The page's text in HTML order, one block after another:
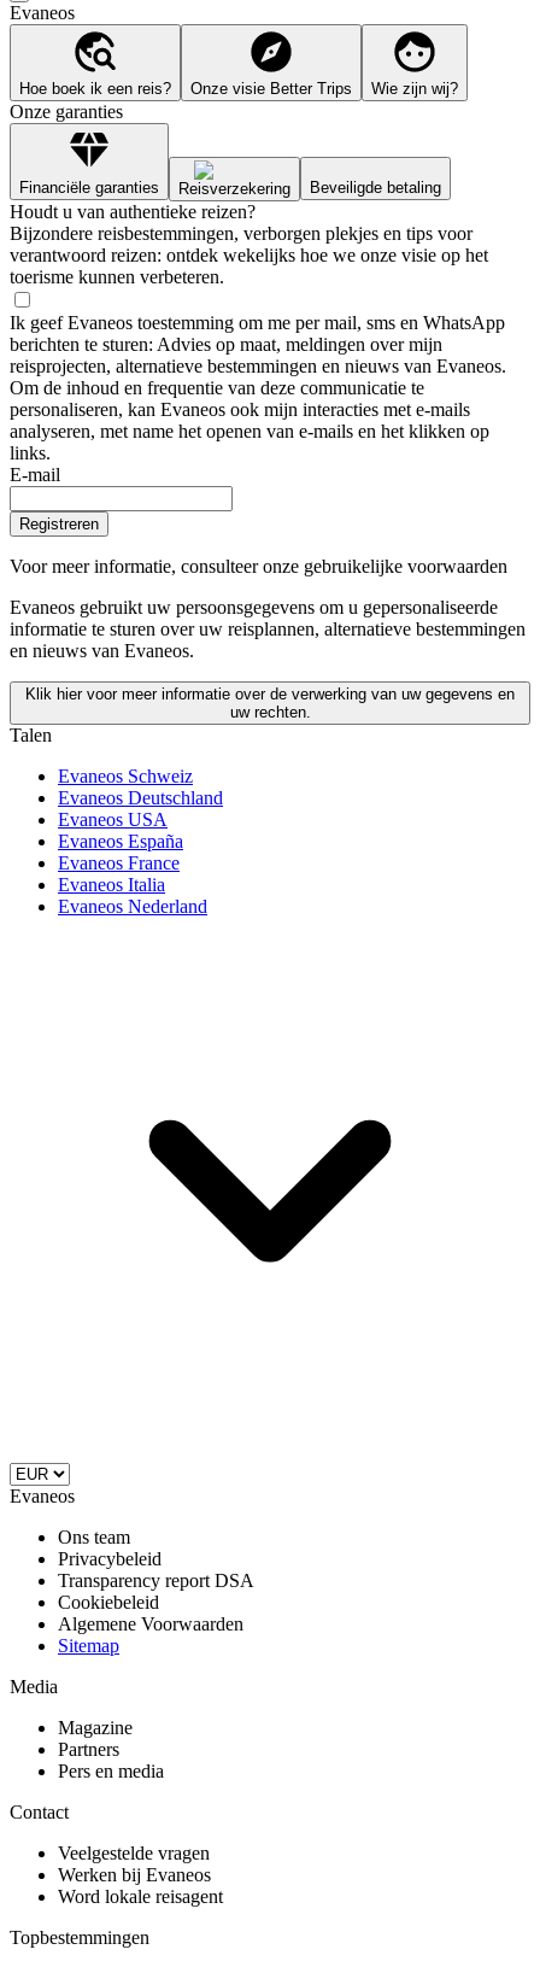
Evaneos
Hoe boek ik een reis? Onze visie Better Trips Wie zijn wij?
Onze garanties
Financiële garanties Reisverzekering Beveiligde betaling
Houdt u van authentieke reizen?
Bijzondere reisbestemmingen, verborgen plekjes en tips voor
verantwoord reizen: ontdek wekelijks hoe we onze visie op het
toerisme kunnen verbeteren.
Ik geef Evaneos toestemming om me per mail, sms en WhatsApp
berichten te sturen: Advies op maat, meldingen over mijn
reisprojecten, alternatieve bestemmingen en nieuws van Evaneos.
Om de inhoud en frequentie van deze communicatie te
personaliseren, kan Evaneos ook mijn interacties met e-mails
analyseren, met name het openen van e-mails en het klikken op
links.
E-mail
Registreren
Voor meer informatie, consulteer onze gebruikelijke voorwaarden
Evaneos gebruikt uw persoonsgegevens om u gepersonaliseerde
informatie te sturen over uw reisplannen, alternatieve bestemmingen
en nieuws van Evaneos.
Klik hier voor meer informatie over de verwerking van uw gegevens en
uw rechten.
Talen
Evaneos Schweiz
Evaneos Deutschland
Evaneos USA
Evaneos España
Evaneos France
Evaneos Italia
Evaneos Nederland
Evaneos
Ons team
Privacybeleid
Transparency report DSA
Cookiebeleid
Algemene Voorwaarden
Sitemap
Media
Magazine
Partners
Pers en media
Contact
Veelgestelde vragen
Werken bij Evaneos
Word lokale reisagent
Topbestemmingen